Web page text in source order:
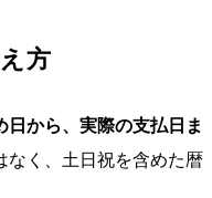
方
日から、実際の支払日ま
なく、土日祝を含めた暦